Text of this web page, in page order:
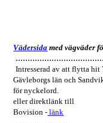
Vädersida med vägväder
Intresserad av att flytta
Gävleborgs län och
för nyckelord.
eller direktlänk till
Bovision - länk